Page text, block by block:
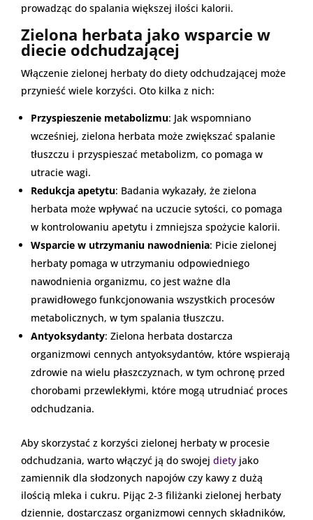
prowadząc do spalania większej ilości kalorii.
Zielona herbata jako wsparcie w
diecie odchudzającej
Włączenie zielonej herbaty do diety odchudzającej może
przynieść wiele korzyści. Oto kilka z nich:
Przyspieszenie metabolizmu: Jak wspomniano
wcześniej, zielona herbata może zwiększać spalanie
tłuszczu i przyspieszać metabolizm, co pomaga w
utracie wagi.
Redukcja apetytu: Badania wykazały, że zielona
herbata może wpływać na uczucie sytości, co pomaga
w kontrolowaniu apetytu i zmniejsza spożycie kalorii.
Wsparcie w utrzymaniu nawodnienia: Picie zielonej
herbaty pomaga w utrzymaniu odpowiedniego
nawodnienia organizmu, co jest ważne dla
prawidłowego funkcjonowania wszystkich procesów
metabolicznych, w tym spalania tłuszczu.
Antyoksydanty: Zielona herbata dostarcza
organizmowi cennych antyoksydantów, które wspierają
zdrowie na wielu płaszczyznach, w tym ochronę przed
chorobami przewlekłymi, które mogą utrudniać proces
odchudzania.
Aby skorzystać z korzyści zielonej herbaty w procesie
odchudzania, warto włączyć ją do swojej diety jako
zamiennik dla słodzonych napojów czy kawy z dużą
ilością mleka i cukru. Pijąc 2-3 filiżanki zielonej herbaty
dziennie, dostarczasz organizmowi cennych składników,